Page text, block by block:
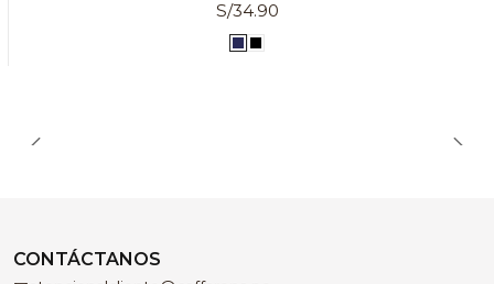
S/34.90
CONTÁCTANOS